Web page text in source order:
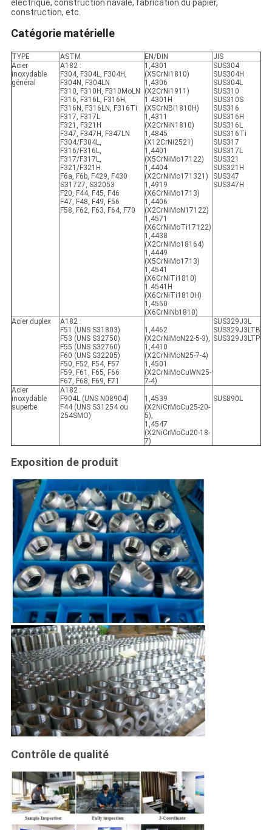
électrique, construction navale, fabrication du papier,
construction, etc.
Catégorie matérielle
TYPE ASTM EN/DIN
JIS
Acier
inoxydable
général
A182 :
F304, F304L, F304H,
F304N, F304LN
F310, F310H, F310MoLN
F316, F316L, F316H,
F316N, F316LN, F316Ti
F317, F317L
F321, F321H
F347, F347H, F347LN
F304/F304L,
F316/F316L,
F317/F317L,
F321/F321H.
F6a, F6b, F429, F430
S31727, S32053
F20, F44, F45, F46
F47, F48, F49, F56
F58, F62, F63, F64, F70
1,4301
(X5CrNi1810)
1,4306
(X2CrNi1911)
1.4301H
(X5CrNBi1810H)
1,4311
(X2CrNiN1810)
1,4845
(X12CrNi2521)
1,4401
(X5CrNiMo17122)
1,4404
(X2CrNiMo171321)
1,4919
(X6CrNiMo1713)
1,4406
(X2CrNiMoN17122)
1,4571
(X6CrNiMoTi17122)
1,4438
(X2CrNIMo18164)
1,4449
(X5CrNiMo1713)
1,4541
(X6CrNiTi1810)
1.4541H
(X6CrNiTi1810H)
1,4550
(X6CrNiNb1810)
SUS304
SUS304H
SUS304L
SUS310
SUS310S
SUS316
SUS316H
SUS316L
SUS316Ti
SUS317
SUS317L
SUS321
SUS321H
SUS347
SUS347H
Acier duplex
A182 :
F51 (UNS S31803)
F53 (UNS S32750)
F55 (UNS S32760)
F60 (UNS S32205)
F50, F52, F54, F57
F59, F61, F65, F66
F67, F68, F69, F71
1,4462
(X2CrNiMoN22-5-3),
1,4410
(X2CrNiMoN25-7-4)
1,4501
(X2CrNiMoCuWN25-
7-4)
SUS329J3L
SUS329J3LTB
SUS329J3LTP
Acier
inoxydable
superbe
A182 :
F904L (UNS N08904)
F44 (UNS S31254 ou
254SMO)
1,4539
(X2NiCrMoCu25-20-
5),
1,4547
(X2NiCrMoCu20-18-
7)
SUS890L
Exposition de produit
Contrôle de qualité